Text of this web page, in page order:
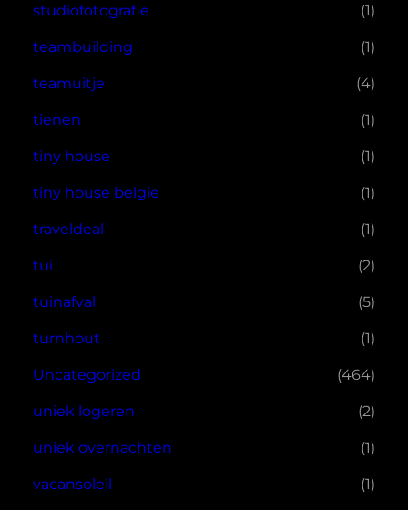
studiofotografie (1)
teambuilding (1)
teamuitje (4)
tienen (1)
tiny house (1)
tiny house belgie (1)
traveldeal (1)
tui (2)
tuinafval (5)
turnhout (1)
Uncategorized (464)
uniek logeren (2)
uniek overnachten (1)
vacansoleil (1)